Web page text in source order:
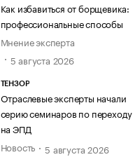
Как избавиться от борщевика:
профессиональные способы
Мнение эксперта
5 августа 2026
ТЕНЗОР
Отраслевые эксперты начали
серию семинаров по переходу
на ЭПД
Новость
5 августа 2026